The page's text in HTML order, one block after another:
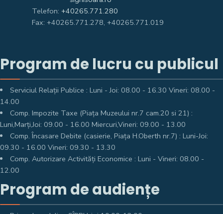
Telefon: +40265.771.280
Fax: +40265.771.278, +40265.771.019
Program de lucru cu publicul
Serviciul Relații Publice : Luni - Joi: 08.00 - 16.30 Vineri: 08.00 -
14.00
Comp. Impozite Taxe (Piața Muzeului nr.7 cam.20 si 21) :
Luni,Marți,Joi: 09.00 - 16.00 Miercuri,Vineri: 09.00 - 13.00
Comp. Încasare Debite (casierie, Piața H.Oberth nr.7) : Luni-Joi:
09.30 - 16.00 Vineri: 09.30 - 13.30
Comp. Autorizare Activități Economice : Luni - Vineri: 08.00 -
12.00
Program de audiențe